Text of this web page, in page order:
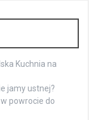
Kuchnia na
jamy ustnej?
powrocie do